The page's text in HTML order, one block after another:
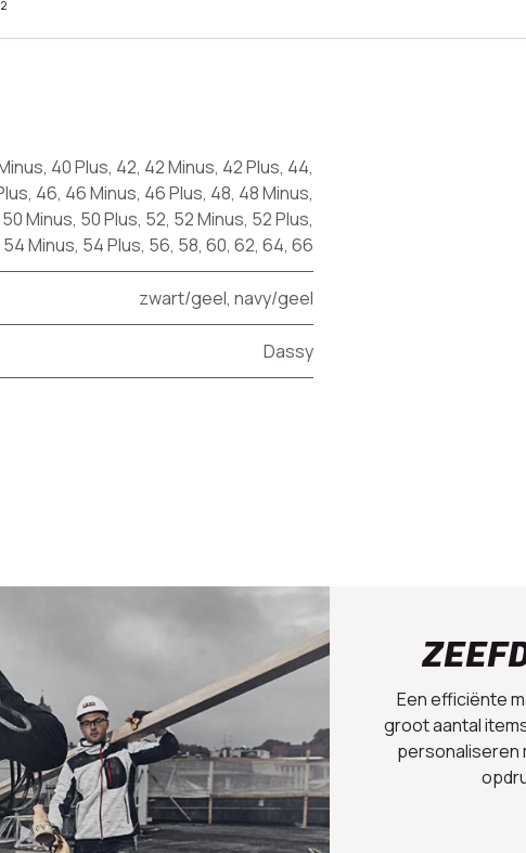
, 40 Plus, 42, 42 Minus, 42 Plus, 44,
, 46, 46 Minus, 46 Plus, 48, 48 Minus,
50 Minus, 50 Plus, 52, 52 Minus, 52 Plus,
54 Minus, 54 Plus, 56, 58, 60, 62, 64, 66
zwart/geel, navy/geel
Dassy
Een efficiënte
groot aantal
personaliseren